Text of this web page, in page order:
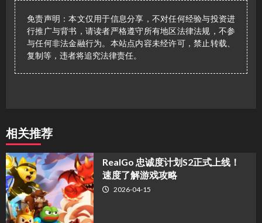
免责声明：本文仅用于信息分享，不对任何经验与投资进
行推广与背书，请读者严格遵守所有地区法律法规，不参
与任何非法金融行为。本站点内容未经许可，禁止转载、
复制等，违者将追究法律责任。
相关推荐
​RealGo 忠诚度计划S2正式上线！
速度了解游戏攻略
2026-04-15